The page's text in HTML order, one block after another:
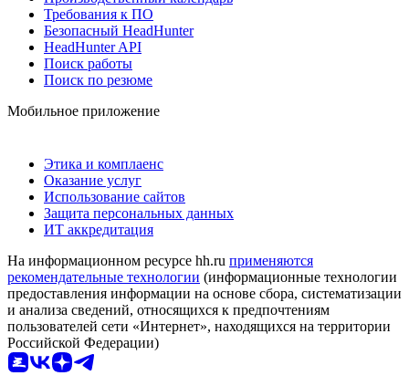
Требования к ПО
Безопасный HeadHunter
HeadHunter API
Поиск работы
Поиск по резюме
Мобильное приложение
Этика и комплаенс
Оказание услуг
Использование сайтов
Защита персональных данных
ИТ аккредитация
На информационном ресурсе hh.ru применяются
рекомендательные технологии (информационные технологии
предоставления информации на основе сбора, систематизации
и анализа сведений, относящихся к предпочтениям
пользователей сети «Интернет», находящихся на территории
Российской Федерации)